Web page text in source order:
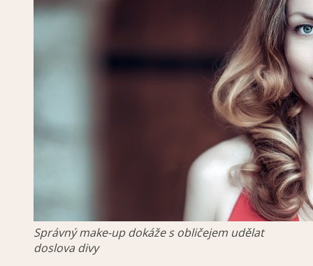
Správný make-up dokáže s obličejem udělat
doslova divy